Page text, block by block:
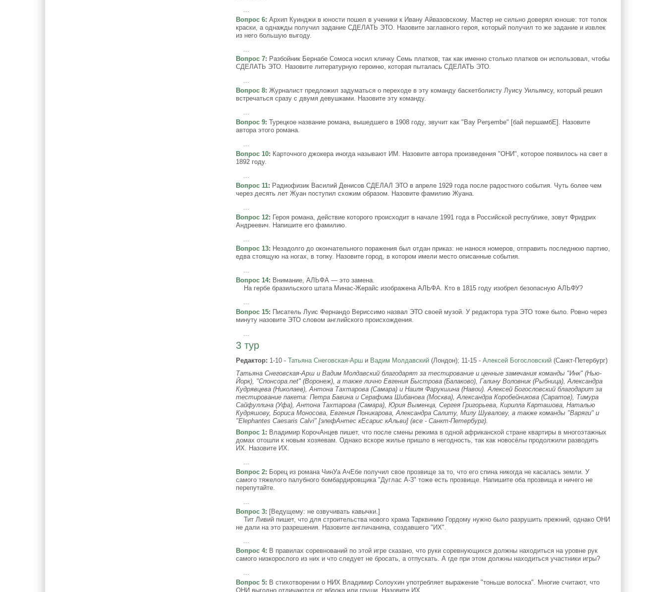
Вопрос 6: Архип Куинджи в юности пошел в ученики к Ивану Айвазовскому. Мастер не сильно доверял юноше: тот толок
краски, а однажды получил задание СДЕЛАТЬ ЭТО. Назовите заглавного героя, который получил то же задание и извлек
из него большую выгоду.
Вопрос 7: Разбойник Бернабе Сомоса носил кличку Семь платков, так как именно столько платков он использовал, чтобы
СДЕЛАТЬ ЭТО. Назовите литературную героиню, которая пыталась СДЕЛАТЬ ЭТО.
...
Вопрос 8: Журналист предложил задуматься о переходе в эту команду баскетболисту Луису Уильямсу, который решил
встречаться сразу с двумя девушками. Назовите эту команду.
...
Вопрос 9: Турецкое название романа, вышедшего в 1908 году, звучит как "Bay Perşembe" [бай першамбЕ]. Назовите
автора этого романа.
...
Вопрос 10: Карточного джокера иногда называют ИМ. Назовите автора произведения "ОНИ", которое появилось на свет в
1892 году.
Вопрос 11: Радиофизик Василий Денисов СДЕЛАЛ ЭТО в апреле 1929 года после радостного события. Чуть более чем
через десять лет Жуан поступил схожим образом. Назовите фамилию Жуана.
Вопрос 12: Героя романа, действие которого происходит в начале 1991 года в Российской республике, зовут Фридрих
Андреевич. Напишите его фамилию.
Вопрос 13: Незадолго до окончательного поражения был отдан приказ: не нанося номеров, отправить последнюю партию,
едва стоящую на ногах, в топку. Назовите город, в котором имели место описанные события.
...
Вопрос 14: Внимание, АЛЬФА — это замена.
На гербе бразильского штата Минас-Жерайс изображена АЛЬФА. Кто в 1815 году изобрел безопасную АЛЬФУ?
...
Вопрос 15: Писатель Луис Фернандо Вериссимо назвал ЭТО своей музой. У редактора тура ЭТО тоже было. Ровно через
минуту назовите ЭТО словом английского происхождения.
3 тур
Редактор: 1-10 -Татьяна Снеговская-Арш и Вадим Молдавский (Лондон); 11-15 -Алексей Богословский (Санкт-Петербург)
Татьяна Снеговская-Арш и Вадим Молдавский благодарят за тестирование и ценные замечания команды "Инк" (Нью-
Йорк), "Спонсора.net" (Воронеж), а также лично Евгения Быстрова (Балаково), Галину Воловник (Рыбница), Александра
Кудрявцева (Николаев), Антона Тахтарова (Самара) и Наиля Фарукшина (Навои). Алексей Богословский благодарит за
тестирование пакета: Петра Бавина и Серафима Шибанова (Москва), Александра Коробейникова (Саратов), Тимура
Сайфуллина (Уфа), Антона Тахтарова (Самара), Юрия Выменца, Сергея Григорьева, Кирилла Карташова, Наталью
Кудряшову, Бориса Моносова, Евгения Поникарова, Александра Салиту, Милу Шувалову, а также команды "Варяги" и
"Elephantes Caesaris Calvi" [элефАнтес кЕсарис кАльви] (все - Санкт-Петербург).
Вопрос 1: Владимир КорочАнцев пишет, что после смены режима в одной африканской стране квартиры в многоэтажных
домах отошли к новым хозяевам. Однако вскоре жилье пришло в негодность, так как новосёлы продолжили разводить
ИХ. Назовите ИХ.
Вопрос 2: Борец из романа ЧинУа АчЕбе получил свое прозвище за то, что его спина никогда не касалась земли. У
самого тяжелого палубного бомбардировщика "Дуглас А-3" тоже есть прозвище. Напишите оба прозвища и ничего не
перепутайте.
Вопрос 3: [Ведущему: не озвучивать кавычки.]
Тит Ливий пишет, что для строительства нового храма Тарквинию Гордому нужно было разрушить прежний, однако ОНИ
не дали на это разрешения. Назовите англичанина, создавшего "ИХ".
...
Вопрос 4: В правилах соревнований по этой игре сказано, что руки соревнующихся должны находиться на уровне рук
самого низкорослого из них и что следует не бросать, а отпускать. А где при этом должны находиться участники игры?
...
Вопрос 5: В стихотворении о НИХ Владимир Солоухин употребляет выражение "тоньше волоска". Многие считают, что
ОНИ выгодно отличаются от яблока или груши. Назовите ИХ.